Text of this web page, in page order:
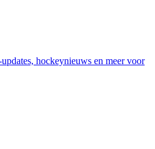
hockeynieuws en meer voor